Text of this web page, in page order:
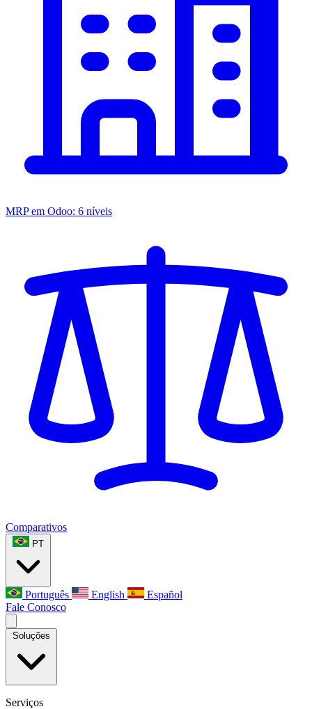
MRP em Odoo: 6 níveis
Comparativos
PT
Português English
Español
Fale Conosco
Soluções
Serviços